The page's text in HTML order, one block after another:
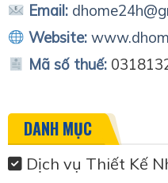
Email:
Website:
Mã số thuế:
DANH MỤC
Dịch vụ Thiết Kế